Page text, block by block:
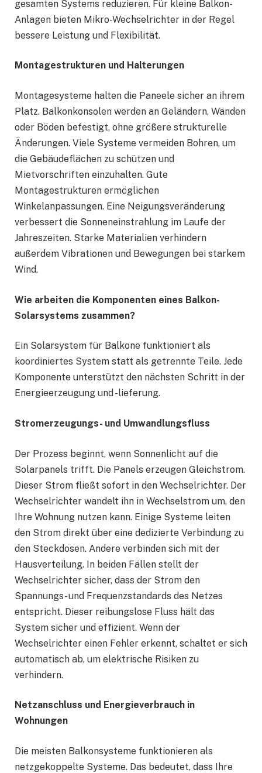
gesamten Systems reduzieren. Für kleine Balkon-
Anlagen bieten Mikro-Wechselrichter in der Regel
bessere Leistung und Flexibilität.
Montagestrukturen und Halterungen
Montagesysteme halten die Paneele sicher an ihrem
Platz. Balkonkonsolen werden an Geländern, Wänden
oder Böden befestigt, ohne größere strukturelle
Änderungen. Viele Systeme vermeiden Bohren, um
die Gebäudeflächen zu schützen und
Mietvorschriften einzuhalten. Gute
Montagestrukturen ermöglichen
Winkelanpassungen. Eine Neigungsveränderung
verbessert die Sonneneinstrahlung im Laufe der
Jahreszeiten. Starke Materialien verhindern
außerdem Vibrationen und Bewegungen bei starkem
Wind.
Wie arbeiten die Komponenten eines Balkon-
Solarsystems zusammen?
Ein Solarsystem für Balkone funktioniert als
koordiniertes System statt als getrennte Teile. Jede
Komponente unterstützt den nächsten Schritt in der
Energieerzeugung und -lieferung.
Stromerzeugungs- und Umwandlungsfluss
Der Prozess beginnt, wenn Sonnenlicht auf die
Solarpanels trifft. Die Panels erzeugen Gleichstrom.
Dieser Strom fließt sofort in den Wechselrichter. Der
Wechselrichter wandelt ihn in Wechselstrom um, den
Ihre Wohnung nutzen kann. Einige Systeme leiten
den Strom direkt über eine dedizierte Verbindung zu
den Steckdosen. Andere verbinden sich mit der
Hausverteilung. In beiden Fällen stellt der
Wechselrichter sicher, dass der Strom den
Spannungs- und Frequenzstandards des Netzes
entspricht. Dieser reibungslose Fluss hält das
System sicher und effizient. Wenn der
Wechselrichter einen Fehler erkennt, schaltet er sich
automatisch ab, um elektrische Risiken zu
verhindern.
Netzanschluss und Energieverbrauch in
Wohnungen
Die meisten Balkonsysteme funktionieren als
netzgekoppelte Systeme. Das bedeutet, dass Ihre